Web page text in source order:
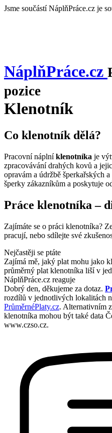
Jsme součástí NáplňPráce.cz je
NáplňPráce.cz
pozice
Klenotník
Co klenotník dělá?
Pracovní náplníklenotníka je
zpracovávání drahých kovů a
opravám a údržbě šperkařských
šperky zákazníkům a poskytuje
Práce klenotníka –
Zajímáte se o práci klenotníka?
pracují, nebo sdílejte své
Nejčastěji se ptáte
Zajímá mě, jaký plat mohu jako
průměrný plat klenotníka liší v
NáplňPráce.cz reaguje
Dobrý den, děkujeme za dotaz.
rozdílů v jednotlivých lokalitách
PrůměrnéPlaty.cz. Alternativním
klenotníka mohou být také data
www.czso.cz.